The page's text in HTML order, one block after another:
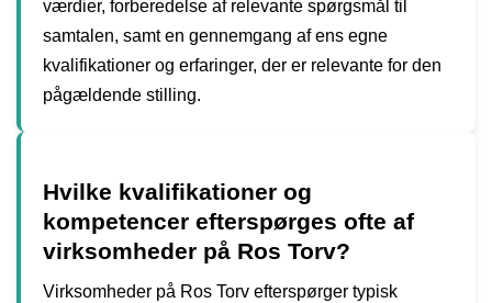
værdier, forberedelse af relevante spørgsmål til
samtalen, samt en gennemgang af ens egne
kvalifikationer og erfaringer, der er relevante for den
pågældende stilling.
Hvilke kvalifikationer og
kompetencer efterspørges ofte af
virksomheder på Ros Torv?
Virksomheder på Ros Torv efterspørger typisk